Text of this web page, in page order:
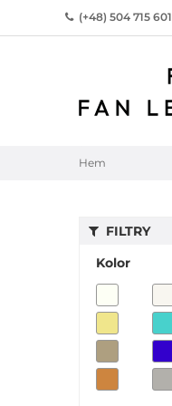
(+48) 504 715 601
Hem
FILTRY
Kolor